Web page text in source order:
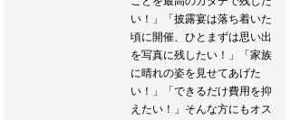
い！」「披露宴は落ち着いた
頃に開催、ひとまずは思い出
を写真に残したい！」「家族
に晴れの姿を見せてあげた
い！」「できるだけ費用を抑
えたい！」そんな方にもオス